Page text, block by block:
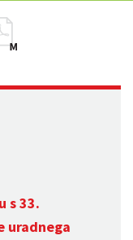
s 33.
uradnega